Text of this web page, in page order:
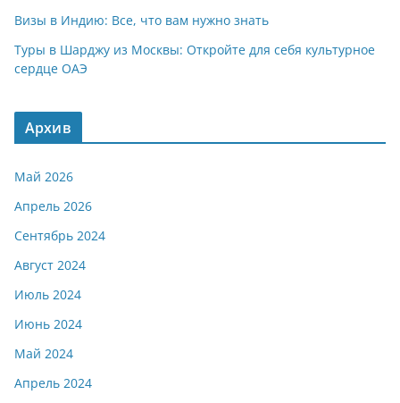
Визы в Индию: Все, что вам нужно знать
Туры в Шарджу из Москвы: Откройте для себя культурное
сердце ОАЭ
Архив
Май 2026
Апрель 2026
Сентябрь 2024
Август 2024
Июль 2024
Июнь 2024
Май 2024
Апрель 2024